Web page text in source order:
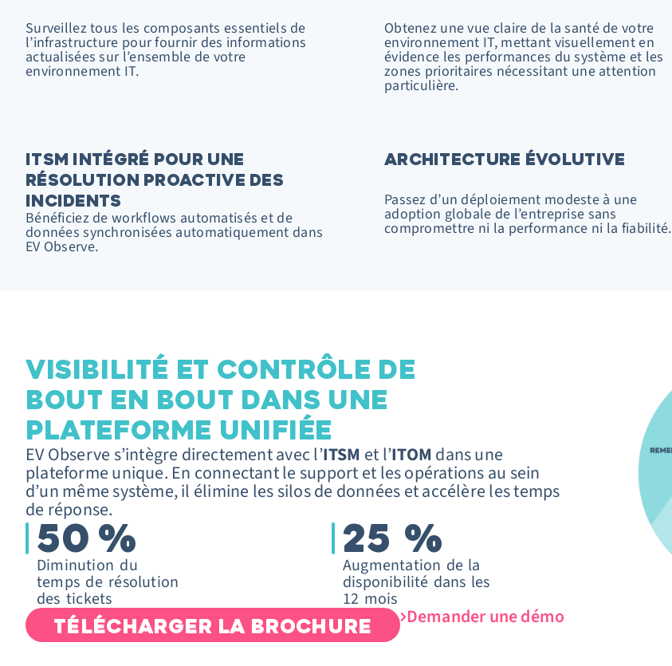
Surveillez tous les composants essentiels de
l’infrastructure pour fournir des informations
actualisées sur l’ensemble de votre
environnement IT.
Obtenez une vue claire de la santé de votre
environnement IT, mettant visuellement en
évidence les performances du système et les
zones prioritaires nécessitant une attention
particulière.
ITSM INTÉGRÉ POUR UNE
RÉSOLUTION PROACTIVE DES
INCIDENTS
Bénéficiez de workflows automatisés et de
données synchronisées automatiquement dans
EV Observe.
ARCHITECTURE ÉVOLUTIVE
Passez d’un déploiement modeste à une
adoption globale de l’entreprise sans
compromettre ni la performance ni la fiabilité.
VISIBILITÉ ET CONTRÔLE DE
BOUT EN BOUT DANS UNE
PLATEFORME UNIFIÉE
EV Observe s’intègre directement avec l’ITSM et l’ITOM dans une
plateforme unique. En connectant le support et les opérations au sein
d’un même système, il élimine les silos de données et accélère les temps
de réponse.
50 %
Diminution du
temps de résolution
des tickets
25 %
Augmentation de la
disponibilité dans les
12 mois
TÉLÉCHARGER LA BROCHURE Demander une démo